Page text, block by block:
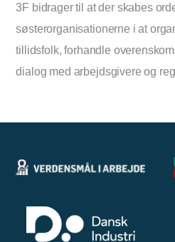
3F bidrager til at der skabes
søsterorganisationerne i at
tillidsfolk, forhandle
dialog med arbejdsgivere og